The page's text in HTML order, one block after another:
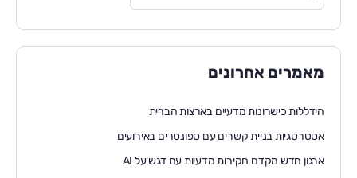
מאמרים אחרונים
הידללות כישרונות מדעיים בארצות הברית
אסטרטגיות בניית קשרים עם ספונסרים באירועים
ארגון חדש מקדם חקירות מדעיות עם דגש על AI